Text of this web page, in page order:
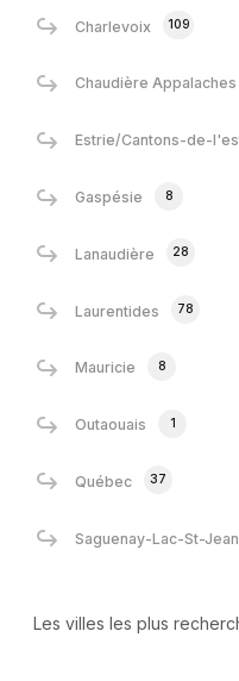
Charlevoix 109
Chaudière Appalaches
Estrie/Cantons-de-
Gaspésie 8
Lanaudière 28
Laurentides 78
Mauricie 8
Outaouais 1
Québec 37
Saguenay-Lac-St-Jean
Les villes les plus